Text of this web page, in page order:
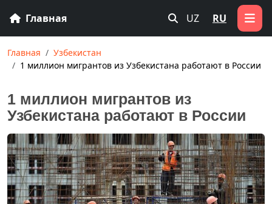
Главная UZ RU
Главная
Узбекистан
1 миллион мигрантов из Узбекистана работают в России
1 миллион мигрантов из
Узбекистана работают в России